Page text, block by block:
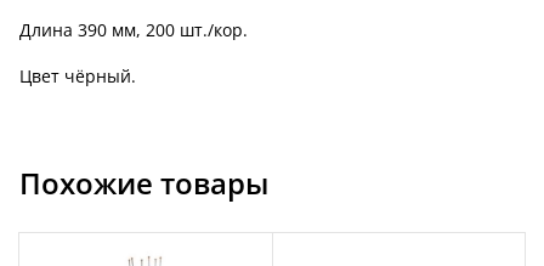
Длина 390 мм, 200 шт./кор.
Цвет чёрный.
Похожие товары